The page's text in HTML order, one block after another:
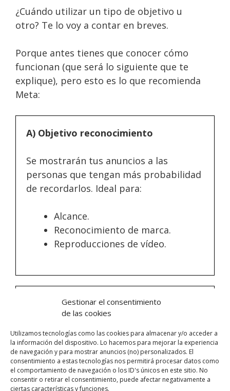
Gestionar el consentimiento
de las cookies
Utilizamos tecnologías como las cookies para almacenar y/o acceder a
la información del dispositivo. Lo hacemos para mejorar la experiencia
de navegación y para mostrar anuncios (no) personalizados. El
consentimiento a estas tecnologías nos permitirá procesar datos como
el comportamiento de navegación o los ID's únicos en este sitio. No
consentir o retirar el consentimiento, puede afectar negativamente a
ciertas características y funciones.
¿Cuándo utilizar un tipo de objetivo u
otro? Te lo voy a contar en breves.
Porque antes tienes que conocer cómo
funcionan (que será lo siguiente que te
explique), pero esto es lo que recomienda
Meta:
A) Objetivo reconocimiento
Se mostrarán tus anuncios a las
personas que tengan más probabilidad
de recordarlos. Ideal para:
Alcance.
Reconocimiento de marca.
Reproducciones de vídeo.
B) Objetivo tráfico
Cuando quieras enviar a personas a un
destino específico como a una página
web, aplicación o evento de Facebook.
Idea para: